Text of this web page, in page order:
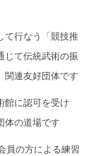
て行なう「競技推
じて伝統武術の振
関連友好団体です
館に認可を受け
体の道場です
員の方による練習